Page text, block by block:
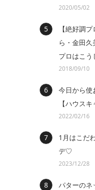
2020/05/02
【絶好調
ら・金田
プロはこう
2018/09/10
今日から使
【ハウス
2022/02/16
1月はこだ
デ♡
2023/12/28
パターのネ